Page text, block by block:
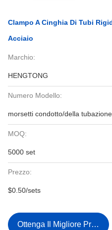
Clampo A Cinghia Di Tubi
Acciaio
Marchio:
HENGTONG
Numero Modello:
morsetti condotto/della tubazione
MOQ:
5000 set
Prezzo:
$0.50/sets
Ottenga Il Migliore Prezzo